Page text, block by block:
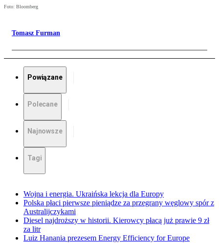
Foto: Bloomberg
Tomasz Furman
Powiązane
Polecane
Najnowsze
Tagi
Wojna i energia. Ukraińska lekcja dla Europy
Polska płaci pierwsze pieniądze za przegrany węglowy spór z
Australijczykami
Diesel najdroższy w historii. Kierowcy płacą już prawie 9 zł
za litr
Luiz Hanania prezesem Energy Efficiency for Europe